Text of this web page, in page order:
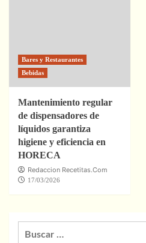
Bares y Restaurantes
Bebidas
Mantenimiento regular
de dispensadores de
líquidos garantiza
higiene y eficiencia en
HORECA
Redaccion Recetitas.Com
17/03/2026